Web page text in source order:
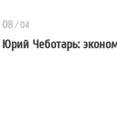
08/ 04
Юрий Чеботарь: